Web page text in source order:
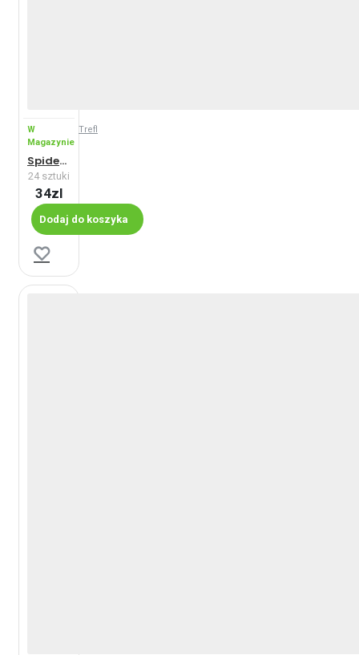
W
Magazynie
Trefl
Spiderman - Maxi
24 sztuki
34zl
Dodaj do koszyka